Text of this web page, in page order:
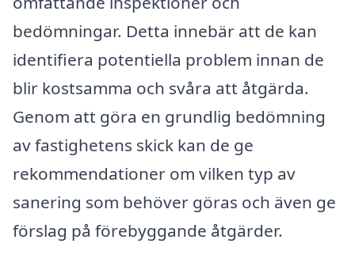
bedömningar. Detta innebär att de kan
identifiera potentiella problem innan de
blir kostsamma och svåra att åtgärda.
Genom att göra en grundlig bedömning
av fastighetens skick kan de ge
rekommendationer om vilken typ av
sanering som behöver göras och även ge
förslag på förebyggande åtgärder.